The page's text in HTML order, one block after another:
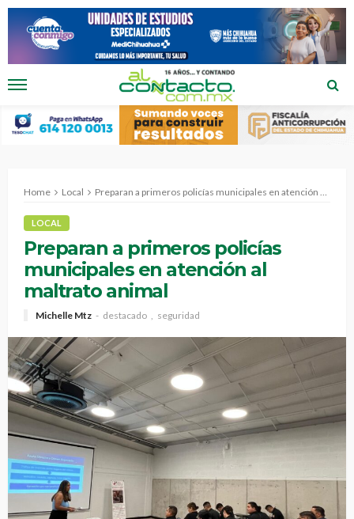
Home Local Preparan a primeros policías municipales en atención al maltrato animal
LOCAL
Preparan a primeros policías
municipales en atención al
maltrato animal
Michelle Mtz destacado seguridad